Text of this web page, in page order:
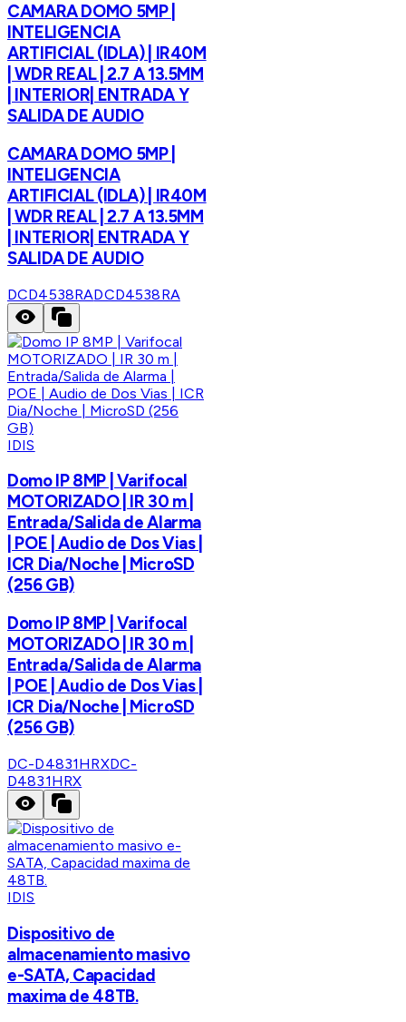
CAMARA DOMO 5MP |
INTELIGENCIA
ARTIFICIAL (IDLA) | IR40M
| WDR REAL | 2.7 A 13.5MM
| INTERIOR| ENTRADA Y
SALIDA DE AUDIO
CAMARA DOMO 5MP |
INTELIGENCIA
ARTIFICIAL (IDLA) | IR40M
| WDR REAL | 2.7 A 13.5MM
| INTERIOR| ENTRADA Y
SALIDA DE AUDIO
DCD4538RADCD4538RA
IDIS
Domo IP 8MP | Varifocal
MOTORIZADO | IR 30 m |
Entrada/Salida de Alarma
| POE | Audio de Dos Vias |
ICR Dia/Noche | MicroSD
(256 GB)
Domo IP 8MP | Varifocal
MOTORIZADO | IR 30 m |
Entrada/Salida de Alarma
| POE | Audio de Dos Vias |
ICR Dia/Noche | MicroSD
(256 GB)
DC-D4831HRXDC-
D4831HRX
IDIS
Dispositivo de
almacenamiento masivo
e-SATA, Capacidad
maxima de 48TB.